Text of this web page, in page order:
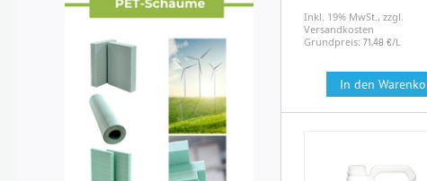
Inkl. 19% MwSt., zzgl.
Versandkosten
Grundpreis: 71,48 €/L
In den